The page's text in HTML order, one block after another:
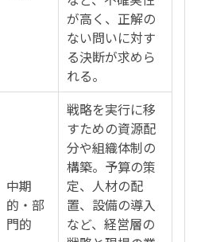
が高く、正解の
ない問いに対す
る決断が求めら
れる。
中期
的・部
門的
戦略を実行に移
すための資源配
分や組織体制の
構築。予算の策
定、人材の配
置、設備の導入
など、経営層の